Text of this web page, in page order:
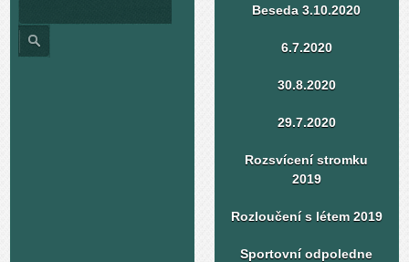
Beseda 3.10.2020
6.7.2020
30.8.2020
29.7.2020
Rozsvícení stromku
2019
Rozloučení s létem 2019
Sportovní odpoledne